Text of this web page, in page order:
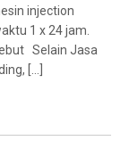
injection
1 x 24 jam.
Selain Jasa
[…]